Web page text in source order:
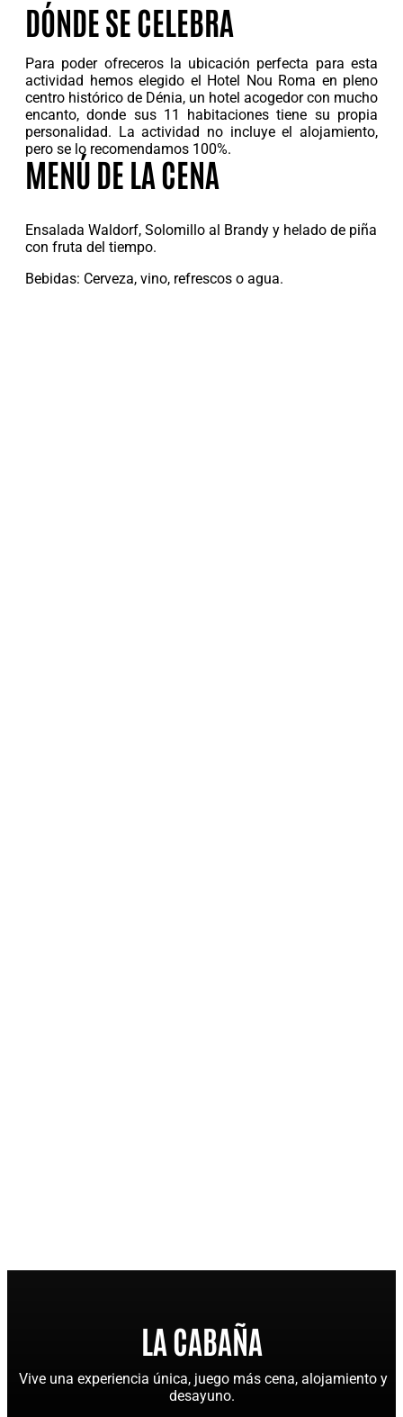
DÓNDE SE CELEBRA
Para poder ofreceros la ubicación perfecta para esta
actividad hemos elegido el Hotel Nou Roma en pleno
centro histórico de Dénia, un hotel acogedor con mucho
encanto, donde sus 11 habitaciones tiene su propia
personalidad. La actividad no incluye el alojamiento,
pero se lo recomendamos 100%.
MENÚ DE LA CENA
Ensalada Waldorf, Solomillo al Brandy y helado de piña
con fruta del tiempo.
Bebidas: Cerveza, vino, refrescos o agua.
LA CABAÑA
Vive una experiencia única, juego más cena, alojamiento y
desayuno.